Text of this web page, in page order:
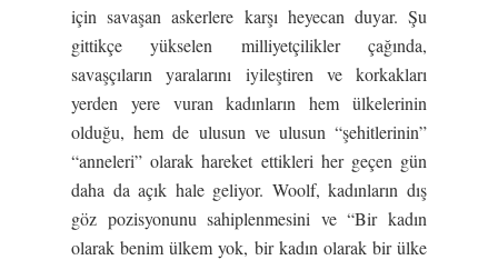
için savaşan askerlere karşı heyecan duyar. Şu
gittikçe yükselen milliyetçilikler çağında,
savaşçıların yaralarını iyileştiren ve korkakları
yerden yere vuran kadınların hem ülkelerinin
olduğu, hem de ulusun ve ulusun “şehitlerinin”
“anneleri” olarak hareket ettikleri her geçen gün
daha da açık hale geliyor. Woolf, kadınların dış
göz pozisyonunu sahiplenmesini ve “Bir kadın
olarak benim ülkem yok, bir kadın olarak bir ülke